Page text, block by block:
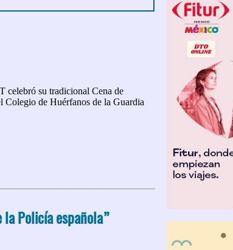
celebró su tradicional Cena de
Colegio de Huérfanos de la Guardia
Policía española”